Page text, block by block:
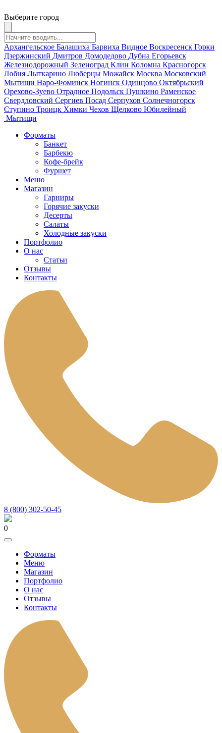
Выберите город
Архангельское Балашиха Барвиха Видное Воскресенск Горки
Дзержинский Дмитров Домодедово Дубна Егорьевск
Железнодорожный Зеленоград Клин Коломна Красногорск
Лобня Лыткарино Люберцы Можайск Москва Московский
Мытищи Наро-Фоминск Ногинск Одинцово Октябрьский
Орехово-Зуево Отрадное Подольск Пушкино Раменское
Свердловский Сергиев Посад Серпухов Солнечногорск
Ступино Троицк Химки Чехов Щелково Юбилейный
Мытищи
Форматы
Банкет
Барбекю
Кофе-брейк
Фуршет
Меню
Магазин
Гарниры
Горячие закуски
Десерты
Салаты
Холодные закуски
Портфолио
О нас
Статьи
Отзывы
Контакты
8 (800) 302-50-45
0
Форматы
Меню
Магазин
Портфолио
О нас
Отзывы
Контакты